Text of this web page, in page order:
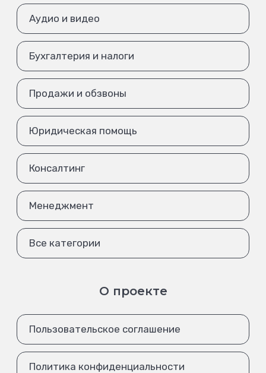
Аудио и видео
Бухгалтерия и налоги
Продажи и обзвоны
Юридическая помощь
Консалтинг
Менеджмент
Все категории
О проекте
Пользовательское соглашение
Политика конфиденциальности